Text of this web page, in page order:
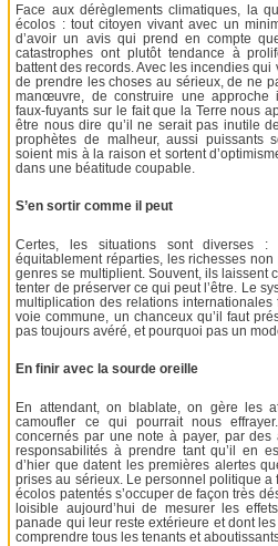
Face aux dérèglements climatiques, la
écolos : tout citoyen vivant avec un
d’avoir un avis qui prend en compte
catastrophes ont plutôt tendance à
battent des records. Avec les incendies
de prendre les choses au sérieux, de ne
manœuvre, de construire une approche
faux-fuyants sur le fait que la Terre nous
être nous dire qu’il ne serait pas inutile
prophètes de malheur, aussi puissants
soient mis à la raison et sortent
dans une béatitude coupable.
S’en sortir comme il peut
Certes, les situations sont diverses
équitablement réparties, les richesses
genres se multiplient. Souvent, ils laissent
tenter de préserver ce qui peut l’être. Le
multiplication des relations
voie commune, un chanceux qu’il faut
pas toujours avéré, et pourquoi pas un
En finir avec la sourde oreille
En attendant, on blablate, on gère les
camoufler ce qui pourrait nous
concernés par une note à payer, par
responsabilités à prendre tant qu’il en
d’hier que datent les premières alertes
prises au sérieux. Le personnel politique
écolos patentés s’occuper de façon très
loisible aujourd’hui de mesurer les
panade qui leur reste extérieure et dont
comprendre tous les tenants et